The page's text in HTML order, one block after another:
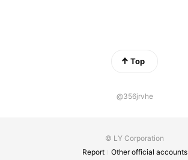
Top
@356jrvhe
© LY Corporation
Report
Other official accounts